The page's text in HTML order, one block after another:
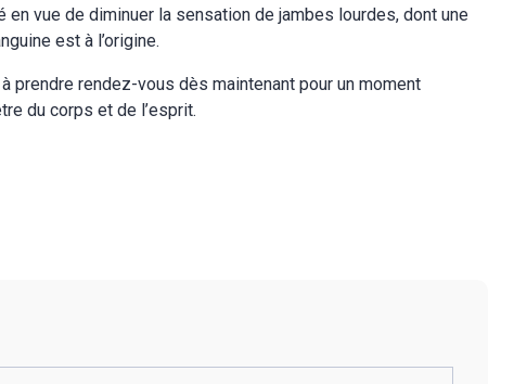
en vue de diminuer la sensation de jambes lourdes, dont une
est à l’origine.
prendre rendez-vous dès maintenant pour un moment
du corps et de l’esprit.